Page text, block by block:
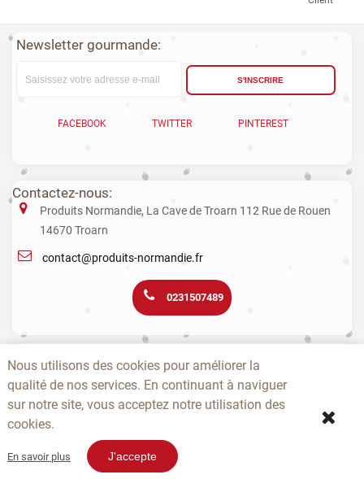
Newsletter gourmande:
S'INSCRIRE
FACEBOOK TWITTER PINTEREST
Contactez-nous:
Produits Normandie, La Cave de Troarn 112 Rue de Rouen
14670 Troarn
contact@produits-normandie.fr
0231507489
Nous utilisons des cookies pour améliorer la
qualité de nos services. En continuant à naviguer
sur notre site, vous acceptez notre utilisation des
cookies.
En savoir plus J'accepte
pour la santé. La consommation de boissons alcoolisées pendant la
grossesse, même en faible quantité, peut avoir des conséquences
graves sur la santé de l’enfant.
A PROPOS - -
EPICERIE NOËL -